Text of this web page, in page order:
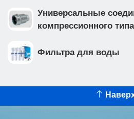
Универсальные
компрессионного типа
Фильтра для воды